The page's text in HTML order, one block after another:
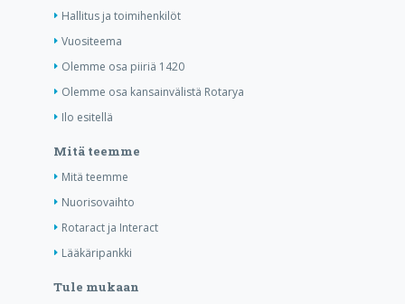
Hallitus ja toimihenkilöt
Vuositeema
Olemme osa piiriä 1420
Olemme osa kansainvälistä Rotarya
Ilo esitellä
Mitä teemme
Mitä teemme
Nuorisovaihto
Rotaract ja Interact
Lääkäripankki
Tule mukaan